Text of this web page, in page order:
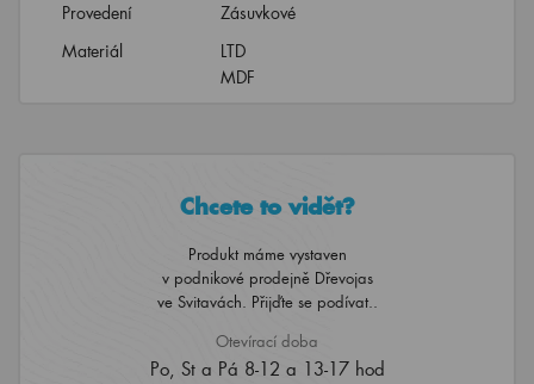
Provedení
Zásuvkové
Materiál
LTD
MDF
Chcete to vidět?
Produkt máme vystaven
v podnikové prodejně Dřevojas
ve Svitavách. Přijďte se podívat..
Otevírací doba
Po, St a Pá 8-12 a 13-17 hod